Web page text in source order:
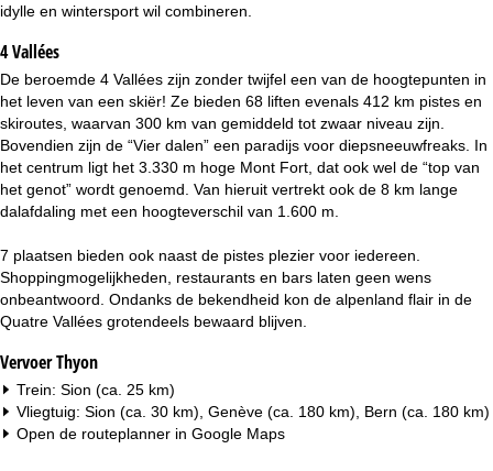
idylle en wintersport wil combineren.
4 Vallées
De beroemde 4 Vallées zijn zonder twijfel een van de hoogtepunten in
het leven van een skiër! Ze bieden 68 liften evenals 412 km pistes en
skiroutes, waarvan 300 km van gemiddeld tot zwaar niveau zijn.
Bovendien zijn de “Vier dalen” een paradijs voor diepsneeuwfreaks. In
het centrum ligt het 3.330 m hoge Mont Fort, dat ook wel de “top van
het genot” wordt genoemd. Van hieruit vertrekt ook de 8 km lange
dalafdaling met een hoogteverschil van 1.600 m.
7 plaatsen bieden ook naast de pistes plezier voor iedereen.
Shoppingmogelijkheden, restaurants en bars laten geen wens
onbeantwoord. Ondanks de bekendheid kon de alpenland flair in de
Quatre Vallées grotendeels bewaard blijven.
Vervoer Thyon
Trein: Sion (ca. 25 km)
Vliegtuig: Sion (ca. 30 km), Genève (ca. 180 km), Bern (ca. 180 km)
Open de routeplanner in Google Maps